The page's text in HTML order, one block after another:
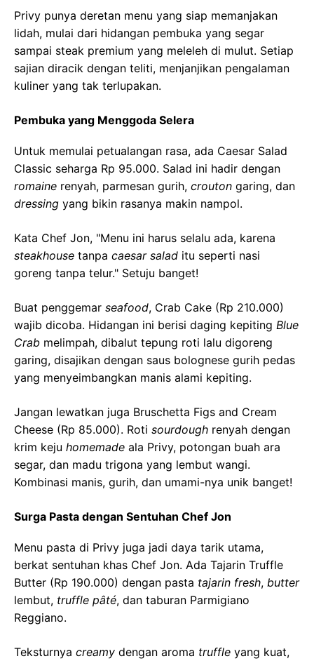
Privy punya deretan menu yang siap memanjakan
lidah, mulai dari hidangan pembuka yang segar
sampai steak premium yang meleleh di mulut. Setiap
sajian diracik dengan teliti, menjanjikan pengalaman
kuliner yang tak terlupakan.
Pembuka yang Menggoda Selera
Untuk memulai petualangan rasa, ada Caesar Salad
Classic seharga Rp 95.000. Salad ini hadir dengan
romaine renyah, parmesan gurih, crouton garing, dan
dressing yang bikin rasanya makin nampol.
Kata Chef Jon, "Menu ini harus selalu ada, karena
steakhouse tanpa caesar salad itu seperti nasi
goreng tanpa telur." Setuju banget!
Buat penggemar seafood, Crab Cake (Rp 210.000)
wajib dicoba. Hidangan ini berisi daging kepiting Blue
Crab melimpah, dibalut tepung roti lalu digoreng
garing, disajikan dengan saus bolognese gurih pedas
yang menyeimbangkan manis alami kepiting.
Jangan lewatkan juga Bruschetta Figs and Cream
Cheese (Rp 85.000). Roti sourdough renyah dengan
krim keju homemade ala Privy, potongan buah ara
segar, dan madu trigona yang lembut wangi.
Kombinasi manis, gurih, dan umami-nya unik banget!
Surga Pasta dengan Sentuhan Chef Jon
Menu pasta di Privy juga jadi daya tarik utama,
berkat sentuhan khas Chef Jon. Ada Tajarin Truffle
Butter (Rp 190.000) dengan pasta tajarin fresh, butter
lembut, truffle pâté, dan taburan Parmigiano
Reggiano.
Teksturnya creamy dengan aroma truffle yang kuat,